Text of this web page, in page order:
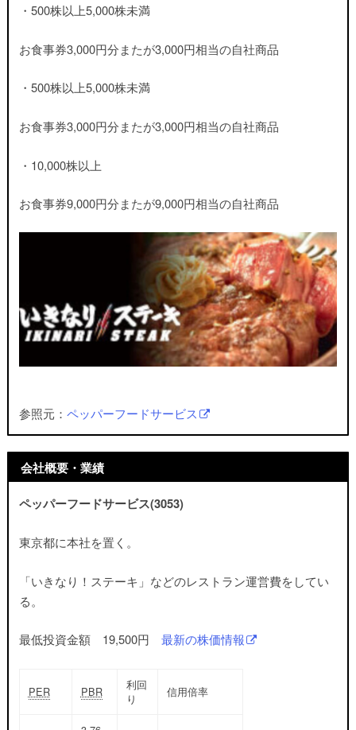
・500株以上5,000株未満
お食事券3,000円分またが3,000円相当の自社商品
・500株以上5,000株未満
お食事券3,000円分またが3,000円相当の自社商品
・10,000株以上
お食事券9,000円分またが9,000円相当の自社商品
参照元：ペッパーフードサービス
会社概要・業績
ペッパーフードサービス(3053)
東京都に本社を置く。
「いきなり！ステーキ」などのレストラン運営費をしてい
る。
最低投資金額 19,500円最新の株価情報
PER PBR
利回
り
信用倍率